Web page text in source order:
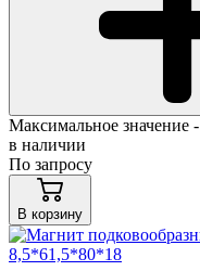
Максимальное значение -
в наличии
По запросу
В корзину